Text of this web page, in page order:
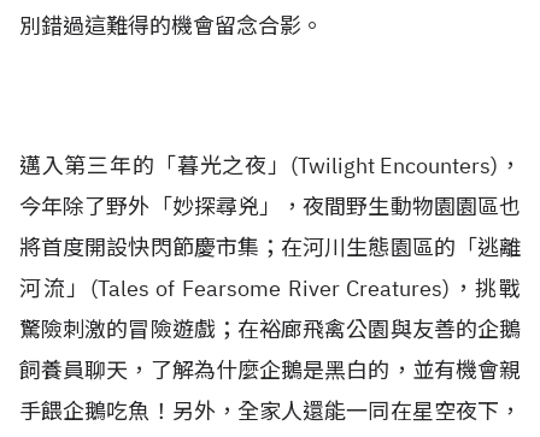
別錯過這難得的機會留念合影。
邁入第三年的「暮光之夜」(Twilight Encounters)，
今年除了野外「妙探尋兇」，夜間野生動物園園區也
將首度開設快閃節慶市集；在河川生態園區的「逃離
河流」(Tales of Fearsome River Creatures)，挑戰
驚險刺激的冒險遊戲；在裕廊飛禽公園與友善的企鵝
飼養員聊天，了解為什麼企鵝是黑白的，並有機會親
手餵企鵝吃魚！另外，全家人還能一同在星空夜下，